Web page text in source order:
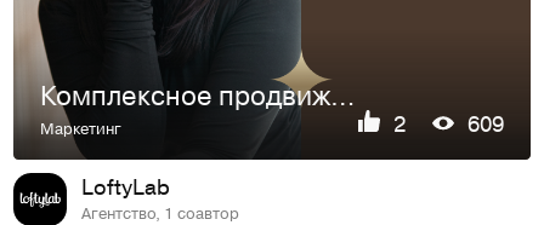
Комплексное продвижение студии танца Лилии Максимовой
Маркетинг 2 609
LoftyLab
Агентство, 1 соавтор